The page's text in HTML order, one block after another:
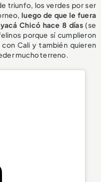
triunfo, los verdes por ser
luego de que le fuera
Chicó hace 8 días(se
porque sí cumplieron
Cali y también quieren
mucho terreno.